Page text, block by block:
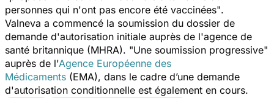
personnes qui n'ont pas encore été vaccinées".
Valneva a commencé la soumission du dossier de
demande d'autorisation initiale auprès de l'agence de
santé britannique (MHRA). "Une soumission progressive"
auprès de l'Agence Européenne des
Médicaments (EMA), dans le cadre d’une demande
d'autorisation conditionnelle est également en cours.